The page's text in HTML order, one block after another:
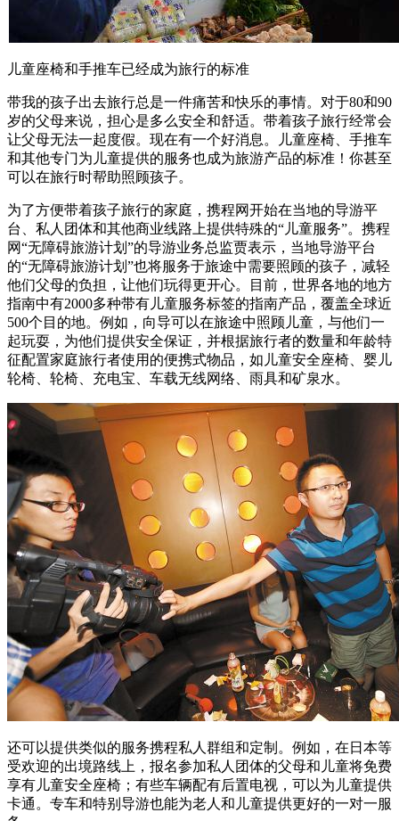
儿童座椅和手推车已经成为旅行的标准
带我的孩子出去旅行总是一件痛苦和快乐的事情。对于80和90
岁的父母来说，担心是多么安全和舒适。带着孩子旅行经常会
让父母无法一起度假。现在有一个好消息。儿童座椅、手推车
和其他专门为儿童提供的服务也成为旅游产品的标准！你甚至
可以在旅行时帮助照顾孩子。
为了方便带着孩子旅行的家庭，携程网开始在当地的导游平
台、私人团体和其他商业线路上提供特殊的“儿童服务”。携程
网“无障碍旅游计划”的导游业务总监贾表示，当地导游平台
的“无障碍旅游计划”也将服务于旅途中需要照顾的孩子，减轻
他们父母的负担，让他们玩得更开心。目前，世界各地的地方
指南中有2000多种带有儿童服务标签的指南产品，覆盖全球近
500个目的地。例如，向导可以在旅途中照顾儿童，与他们一
起玩耍，为他们提供安全保证，并根据旅行者的数量和年龄特
征配置家庭旅行者使用的便携式物品，如儿童安全座椅、婴儿
轮椅、轮椅、充电宝、车载无线网络、雨具和矿泉水。
还可以提供类似的服务携程私人群组和定制。例如，在日本等
受欢迎的出境路线上，报名参加私人团体的父母和儿童将免费
享有儿童安全座椅；有些车辆配有后置电视，可以为儿童提供
卡通。专车和特别导游也能为老人和儿童提供更好的一对一服